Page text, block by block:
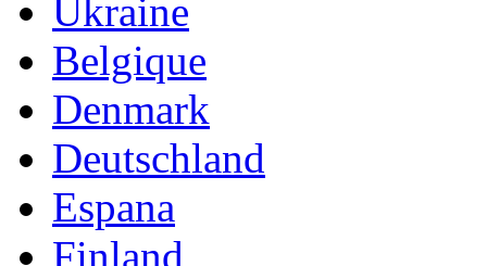
Ukraine
Belgique
Denmark
Deutschland
Espana
Finland